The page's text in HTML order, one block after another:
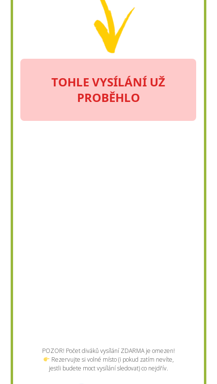
POZOR! Počet diváků vysílání ZDARMA je omezen!
Rezervujte si volné místo (i pokud zatím nevíte,
jestli budete moct vysílání sledovat) co nejdřív.